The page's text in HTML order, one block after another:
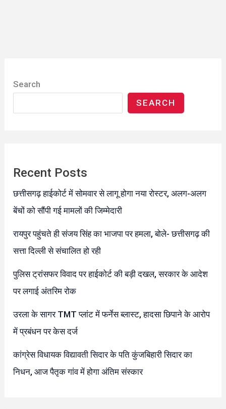
Search
SEARCH
Recent Posts
छत्तीसगढ़ हाईकोर्ट में सोमवार से लागू होगा नया रोस्टर, अलग-अलग
बेंचों को सौंपी गई मामलों की जिम्मेदारी
रायपुर पहुंचते ही संजय सिंह का भाजपा पर हमला, बोले- छत्तीसगढ़ की
सत्ता दिल्ली से संचालित हो रही
पुलिस ट्रांसफर विवाद पर हाईकोर्ट की बड़ी दखल, सरकार के आदेश
पर लगाई अंतरिम रोक
उरला के सागर TMT प्लांट में फर्नेस ब्लास्ट, हादसा छिपाने के आरोप
में प्रबंधन पर केस दर्ज
कांग्रेस विधायक विद्यावती सिदार के पति कुंजबिहारी सिदार का
निधन, आज पैतृक गांव में होगा अंतिम संस्कार